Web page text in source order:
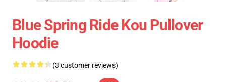
Blue Spring Ride Kou Pullover
Hoodie
(3 customer reviews)